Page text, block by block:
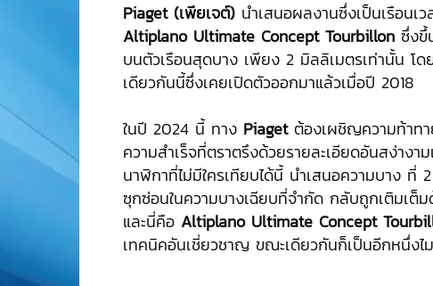
Piaget (เพียเจต์) นำเสนอผลงานซึ่งเป็นเรือนเ
Altiplano Ultimate Concept Tourbillon ซึ่ง
บนตัวเรือนสุดบาง เพียง 2 มิลลิเมตรเท่านั้น โ
เดียวกันนี้ซึ่งเคยเปิดตัวออกมาแล้วเมื่อปี 2018
ในปี 2024 นี้ ทาง Piagetต้องเผชิญความท้าทา
ความสำเร็จที่ตราตรึงด้วยรายละเอียดอันสง่าง
นาฬิกาที่ไม่มีใครเทียบได้นี้ นำเสนอความบาง ที่
ซุกซ่อนในความบางเฉียบที่จำกัด กลับถูกเติมเ
และนี่คือ Altiplano Ultimate Concept
เทคนิคอันเชี่ยวชาญ ขณะเดียวกันก็เป็นอีกหนึ่ง